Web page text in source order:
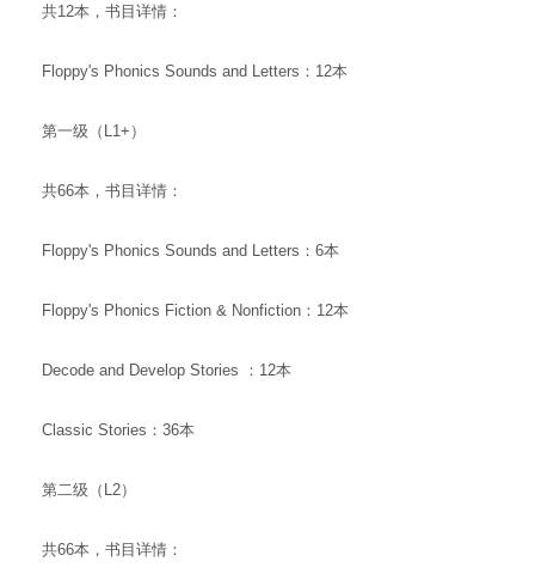
共12本，书目详情：
Floppy's Phonics Sounds and Letters：12本
第一级（L1+）
共66本，书目详情：
Floppy's Phonics Sounds and Letters：6本
Floppy's Phonics Fiction & Nonfiction：12本
Decode and Develop Stories ：12本
Classic Stories：36本
第二级（L2）
共66本，书目详情：